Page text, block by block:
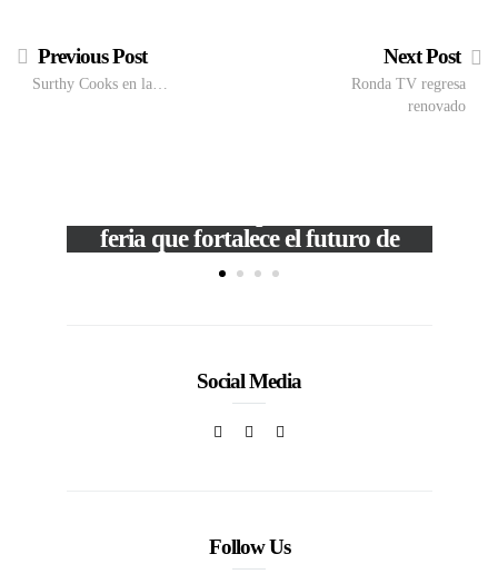
Previous Post
Surthy Cooks en la…
Next Post
Ronda TV regresa
renovado
CORPORATIVOS
feria que fortalece el futuro de
la moda venezolana
Social Media
Follow Us